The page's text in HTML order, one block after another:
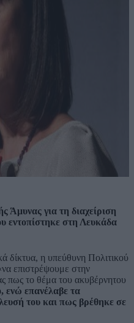
Άμυνας για τη διαχείριση
εντοπίστηκε στη Λευκάδα
δίκτυα, η υπεύθυνη Πολιτικού
επιστρέψουμε στην
πως το θέμα του ακυβέρνητου
ενώ επανέλαβε τα
του και πως βρέθηκε σε